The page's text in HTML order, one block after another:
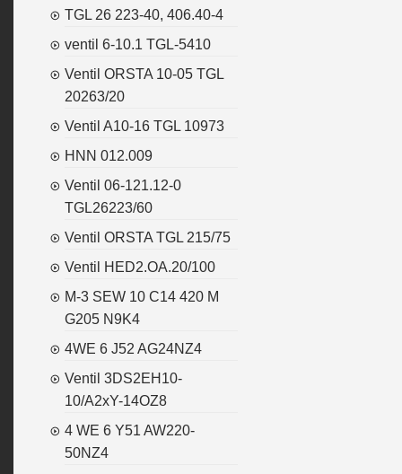
TGL 26 223-40, 406.40-4
ventil 6-10.1 TGL-5410
Ventil ORSTA 10-05 TGL
20263/20
Ventil A10-16 TGL 10973
HNN 012.009
Ventil 06-121.12-0
TGL26223/60
Ventil ORSTA TGL 215/75
Ventil HED2.OA.20/100
M-3 SEW 10 C14 420 M
G205 N9K4
4WE 6 J52 AG24NZ4
Ventil 3DS2EH10-
10/A2xY-14OZ8
4 WE 6 Y51 AW220-
50NZ4